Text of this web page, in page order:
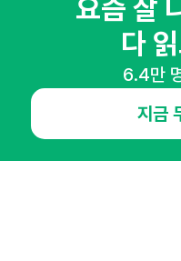
공지사항 제
뉴스레터
광고안내
요즘 잘
다
6.4만
지금